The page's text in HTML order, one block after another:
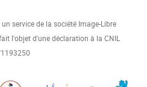
service de la société Image-Libre
l'objet d'une déclaration à la CNIL